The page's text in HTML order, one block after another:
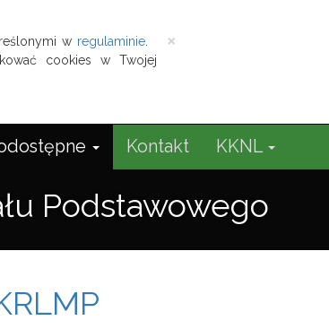
×
w regulaminie
cookies w Twojej
Kontakt KKNL
Podstawowego